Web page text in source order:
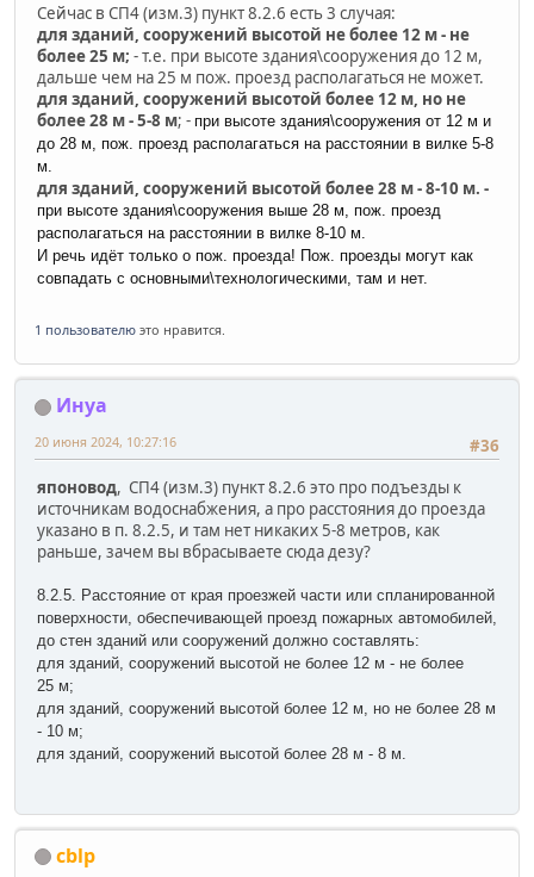
Сейчас в СП4 (изм.3) пункт 8.2.6 есть 3 случая:
для зданий, сооружений высотой не более 12 м - не
более 25 м; - т.е. при высоте здания\сооружения до 12 м,
дальше чем на 25 м пож. проезд располагаться не может.
для зданий, сооружений высотой более 12 м, но не
более 28 м - 5-8 м; - при высоте здания\сооружения от 12 м и
до 28 м, пож. проезд располагаться на расстоянии в вилке 5-8
м.
для зданий, сооружений высотой более 28 м - 8-10 м. -
при высоте здания\сооружения выше 28 м, пож. проезд
располагаться на расстоянии в вилке 8-10 м.
И речь идёт только о пож. проезда! Пож. проезды могут как
совпадать с основными\технологическими, там и нет.
1 пользователю это нравится.
Инуа
#36
20 июня 2024, 10:27:16
японовод, СП4 (изм.3) пункт 8.2.6 это про подъезды к
источникам водоснабжения, а про расстояния до проезда
указано в п. 8.2.5, и там нет никаких 5-8 метров, как
раньше, зачем вы вбрасываете сюда дезу?
8.2.5. Расстояние от края проезжей части или спланированной
поверхности, обеспечивающей проезд пожарных автомобилей,
до стен зданий или сооружений должно составлять:
для зданий, сооружений высотой не более 12 м - не более
25 м;
для зданий, сооружений высотой более 12 м, но не более 28 м
- 10 м;
для зданий, сооружений высотой более 28 м - 8 м.
cblp